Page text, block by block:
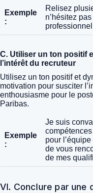
Exemple
:
Relisez
n’hésitez
C. Utiliser un ton positif
l’intérêt du recruteur
Utilisez un ton positif et
motivation pour susciter
enthousiasme pour le
Paribas.
Exemple
:
Je suis
pour
de vous
de mes
VI. Conclure par une